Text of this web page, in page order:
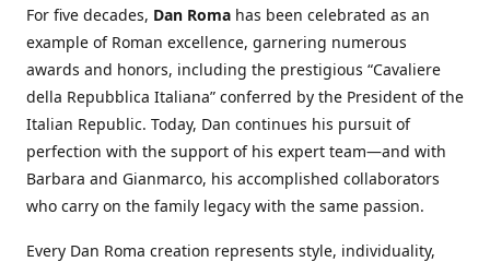
For five decades, Dan Roma has been celebrated as an
example of Roman excellence, garnering numerous
awards and honors, including the prestigious “Cavaliere
della Repubblica Italiana” conferred by the President of the
Italian Republic. Today, Dan continues his pursuit of
perfection with the support of his expert team—and with
Barbara and Gianmarco, his accomplished collaborators
who carry on the family legacy with the same passion.
Every Dan Roma creation represents style, individuality,